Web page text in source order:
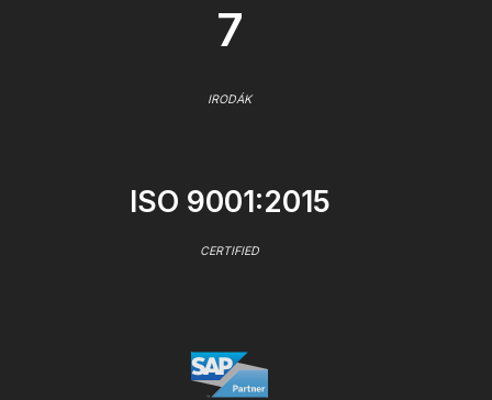
7
IRODÁK
ISO 9001:2015
CERTIFIED